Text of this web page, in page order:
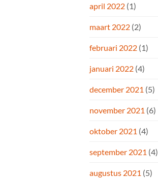
april 2022 (1)
maart 2022 (2)
februari 2022 (1)
januari 2022 (4)
december 2021 (5)
november 2021 (6)
oktober 2021 (4)
september 2021 (4)
augustus 2021 (5)